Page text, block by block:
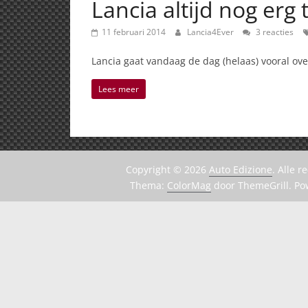
Lancia altijd nog
11 februari 2014 Lancia4Ever 3 reacties
Lancia gaat vandaag de dag (helaas) vooral
Lees meer
Copyright © 2026 Auto Edizione. Alle
Thema: ColorMag door ThemeGrill.